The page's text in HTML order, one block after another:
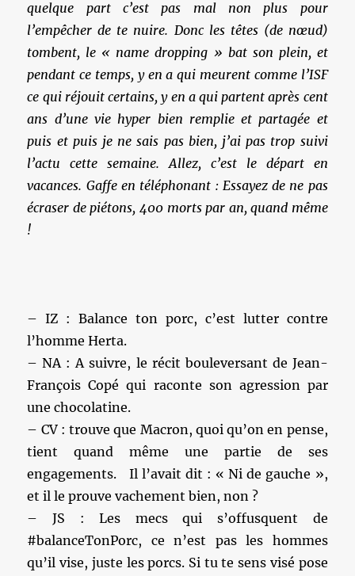
quelque part c’est pas mal non plus pour
l’empêcher de te nuire. Donc les têtes (de nœud)
tombent, le « name dropping » bat son plein, et
pendant ce temps, y en a qui meurent comme l’ISF
ce qui réjouit certains, y en a qui partent après cent
ans d’une vie hyper bien remplie et partagée et
puis et puis je ne sais pas bien, j’ai pas trop suivi
l’actu cette semaine. Allez, c’est le départ en
vacances. Gaffe en téléphonant : Essayez de ne pas
écraser de piétons, 400 morts par an, quand même
!
– IZ : Balance ton porc, c’est lutter contre
l’homme Herta.
– NA : A suivre, le récit bouleversant de Jean-
François Copé qui raconte son agression par
une chocolatine.
– CV : trouve que Macron, quoi qu’on en pense,
tient quand même une partie de ses
engagements. Il l’avait dit : « Ni de gauche »,
et il le prouve vachement bien, non ?
– JS : Les mecs qui s’offusquent de
#balanceTonPorc, ce n’est pas les hommes
qu’il vise, juste les porcs. Si tu te sens visé pose